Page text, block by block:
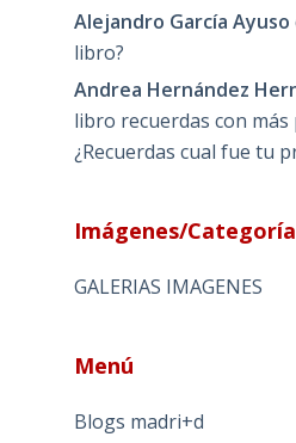
Alejandro García Ayuso
libro?
Andrea Hernández
libro recuerdas con más
¿Recuerdas cual fue tu
Imágenes/Categoría
GALERIAS IMAGENES
Menú
Blogs madri+d